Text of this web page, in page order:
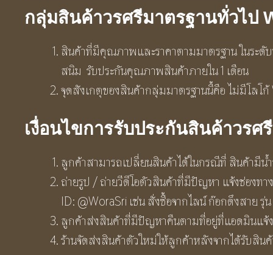
กลุ่มสินค้าวรศรีมาตรฐานทั่วไป
สินค้าที่มีคุณภาพและราคาตามมาตรฐาน ในระดั
สนิม รับประกันคุณภาพสินค้าภายใน 1 เดือน
จุดสังเกตุของสินค้ากลุ่มมาตรฐานนี้คือ ไม่มีโลโ
เงื่อนไขการรับประกันสินค้าวรศ
ลูกค้าสามารถเปลี่ยนสินค้าได้ในกรณีที่ สินค้ามีน้ำ
ถ่ายรูป / ถ่ายวีดีโอตัวสินค้าที่มีปัญหา แจ้งช่องท
ID: @WoraSri เช่น สั่งซื้อจากไลน์ ก๊อกดึงสาย รุ่น
ลูกค้าส่งสินค้าที่มีปัญหาคืนตามที่อยู่ที่แอดมินแจ้
ร้านจัดส่งสินค้าตัวใหม่ให้ลูกค้าหลังจากได้รับสิ